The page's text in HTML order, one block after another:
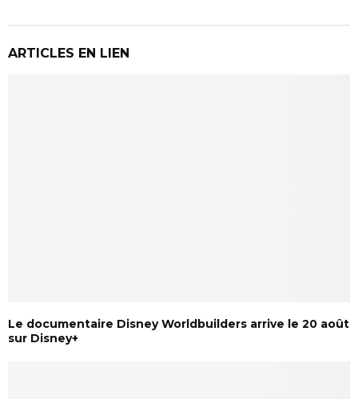
ARTICLES EN LIEN
Le documentaire Disney Worldbuilders arrive le 20 août
sur Disney+